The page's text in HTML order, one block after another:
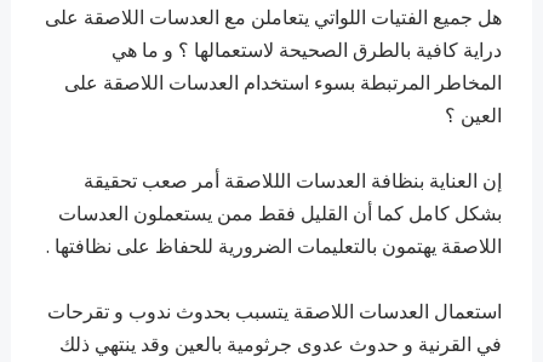
هل جميع الفتيات اللواتي يتعاملن مع العدسات اللاصقة على
دراية كافية بالطرق الصحيحة لاستعمالها ؟ و ما هي
المخاطر المرتبطة بسوء استخدام العدسات اللاصقة على
العين ؟
إن العناية بنظافة العدسات الللاصقة أمر صعب تحقيقة
بشكل كامل كما أن القليل فقط ممن يستعملون العدسات
اللاصقة يهتمون بالتعليمات الضرورية للحفاظ على نظافتها .
استعمال العدسات اللاصقة يتسبب بحدوث ندوب و تقرحات
في القرنية و حدوث عدوى جرثومية بالعين وقد ينتهي ذلك